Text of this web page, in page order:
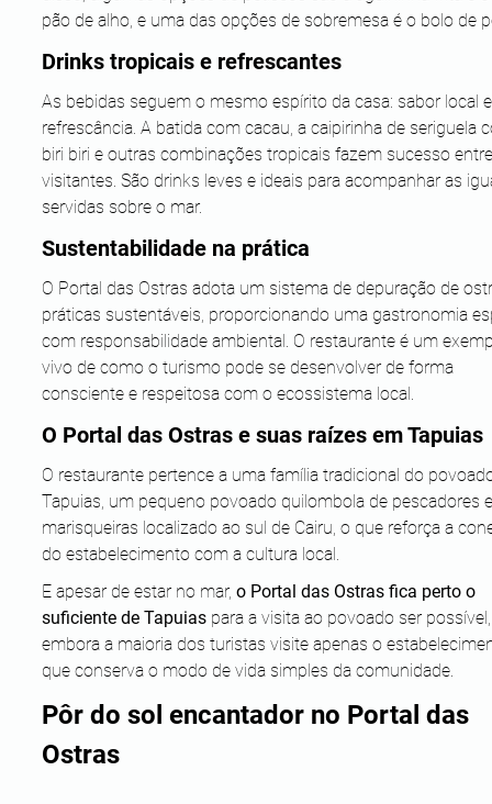
pão de alho, e uma das opções de sobremesa é o bolo de
Drinks tropicais e refrescantes
As bebidas seguem o mesmo espírito da casa: sabor local
refrescância. A batida com cacau, a caipirinha de seriguela
biri biri e outras combinações tropicais fazem sucesso
visitantes. São drinks leves e ideais para acompanhar as
servidas sobre o mar.
Sustentabilidade na prática
O Portal das Ostras adota um sistema de depuração de
práticas sustentáveis, proporcionando uma gastronomia
com responsabilidade ambiental. O restaurante é um
vivo de como o turismo pode se desenvolver de forma
consciente e respeitosa com o ecossistema local.
O Portal das Ostras e suas raízes em Tapuias
O restaurante pertence a uma família tradicional do
Tapuias, um pequeno povoado quilombola de pescadores
marisqueiras localizado ao sul de Cairu, o que reforça a
do estabelecimento com a cultura local.
E apesar de estar no mar, o Portal das Ostras fica perto o
suficiente de Tapuias para a visita ao povoado ser
embora a maioria dos turistas visite apenas o
que conserva o modo de vida simples da comunidade.
Pôr do sol encantador no Portal das
Ostras